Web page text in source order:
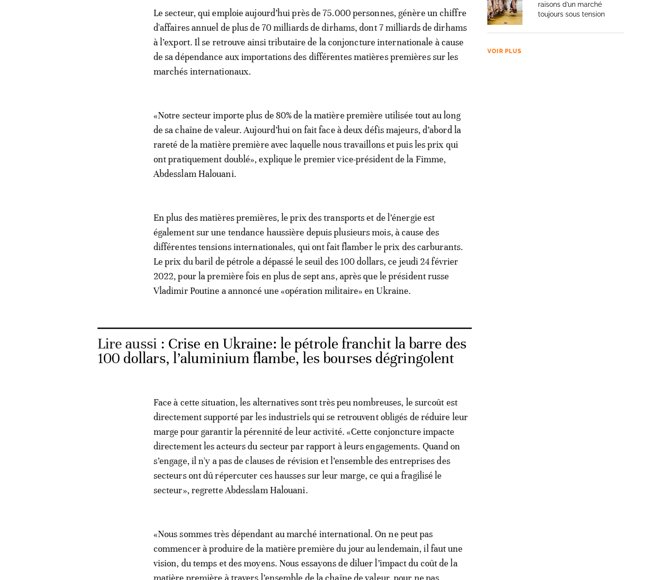
Le secteur, qui emploie aujourd’hui près de 75.000 personnes, génère un chiffre
d'affaires annuel de plus de 70 milliards de dirhams, dont 7 milliards de dirhams
à l’export. Il se retrouve ainsi tributaire de la conjoncture internationale à cause
de sa dépendance aux importations des différentes matières premières sur les
marchés internationaux.
«Notre secteur importe plus de 80% de la matière première utilisée tout au long
de sa chaîne de valeur. Aujourd’hui on fait face à deux défis majeurs, d’abord la
rareté de la matière première avec laquelle nous travaillons et puis les prix qui
ont pratiquement doublé», explique le premier vice-président de la Fimme,
Abdesslam Halouani.
En plus des matières premières, le prix des transports et de l’énergie est
également sur une tendance haussière depuis plusieurs mois, à cause des
différentes tensions internationales, qui ont fait flamber le prix des carburants.
Le prix du baril de pétrole a dépassé le seuil des 100 dollars, ce jeudi 24 février
2022, pour la première fois en plus de sept ans, après que le président russe
Vladimir Poutine a annoncé une «opération militaire» en Ukraine.
Lire aussi : Crise en Ukraine: le pétrole franchit la barre des
100 dollars, l’aluminium flambe, les bourses dégringolent
Face à cette situation, les alternatives sont très peu nombreuses, le surcoût est
directement supporté par les industriels qui se retrouvent obligés de réduire leur
marge pour garantir la pérennité de leur activité. «Cette conjoncture impacte
directement les acteurs du secteur par rapport à leurs engagements. Quand on
s’engage, il n'y a pas de clauses de révision et l’ensemble des entreprises des
secteurs ont dû répercuter ces hausses sur leur marge, ce qui a fragilisé le
secteur», regrette Abdesslam Halouani.
«Nous sommes très dépendant au marché international. On ne peut pas
commencer à produire de la matière première du jour au lendemain, il faut une
vision, du temps et des moyens. Nous essayons de diluer l’impact du coût de la
matière première à travers l’ensemble de la chaîne de valeur, pour ne pas
raisons d’un marché
toujours sous tension
VOIR PLUS